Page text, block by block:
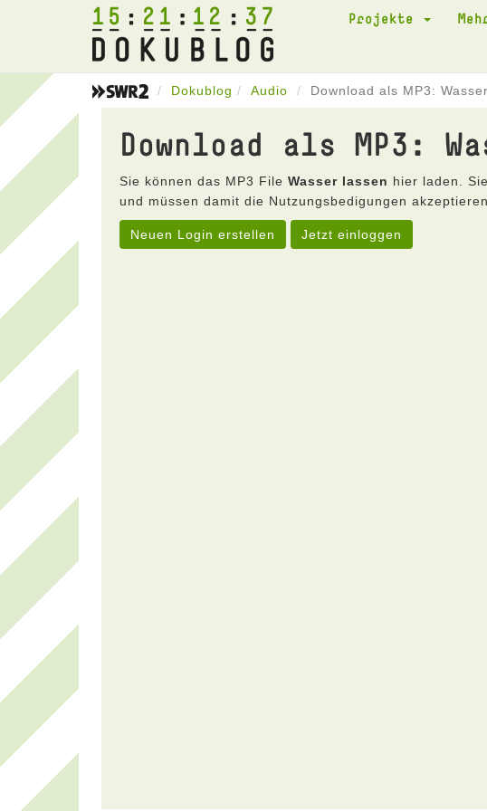
15 21 12 37 Projekte
Dokublog Audio Download als MP3:
Download als MP3:
Sie können das MP3 File Wasser lassen hier laden.
und müssen damit die Nutzungsbedigungen akzeptieren.
Neuen Login erstellen Jetzt einloggen